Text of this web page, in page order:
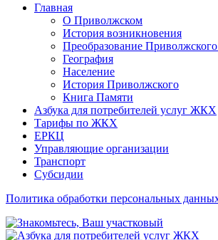
Главная
О Приволжском
История возникновения
Преобразование
География
Население
История Приволжского
Книга Памяти
Азбука для потребителей услуг ЖКХ
Тарифы по ЖКХ
ЕРКЦ
Управляющие организации
Транспорт
Субсидии
Политика обработки персональных